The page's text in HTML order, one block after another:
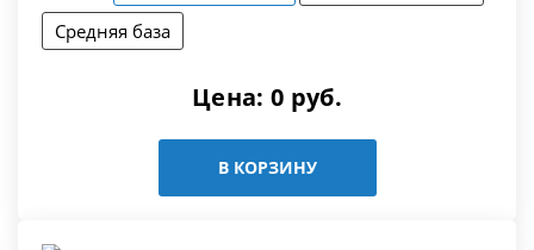
Средняя база
Цена: 0 руб.
В КОРЗИНУ